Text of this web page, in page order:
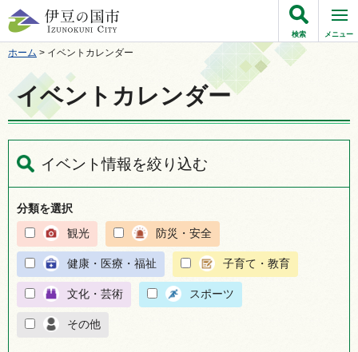
伊豆の国市
検索 メニュー
ホーム > イベントカレンダー
イベントカレンダー
イベント情報を絞り込む
分類を選択
観光
防災・安全
健康・医療・福祉 子育て・教育
文化・芸術 スポーツ
その他